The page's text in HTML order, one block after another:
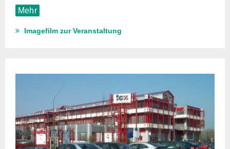
Mehr
Imagefilm zur Veranstaltung